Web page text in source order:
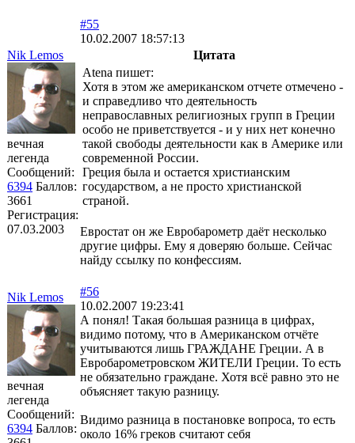
Nik Lemos
вечная
легенда
Сообщений:
6394 Баллов:
3661
Регистрация:
07.03.2003
#55
10.02.2007 18:57:13
Цитата
Atena пишет:
Хотя в этом же американском отчете отмечено -
и справедливо что деятельность
неправославных религиозных групп в Греции
особо не приветствуется - и у них нет конечно
такой свободы деятельности как в Америке или
современной России.
Греция была и остается христианским
государством, а не просто христианской
страной.
Евростат он же Евробарометр даёт несколько
другие цифры. Ему я доверяю больше. Сейчас
найду ссылку по конфессиям.
Nik Lemos
вечная
легенда
Сообщений:
6394 Баллов:
#56
10.02.2007 19:23:41
А понял! Такая большая разница в цифрах,
видимо потому, что в Американском отчёте
учитываются лишь ГРАЖДАНЕ Греции. А в
Евробарометровском ЖИТЕЛИ Греции. То есть
не обязательно граждане. Хотя всё равно это не
объясняет такую разницу.
Видимо разница в постановке вопроса, то есть
около 16% греков считают себя